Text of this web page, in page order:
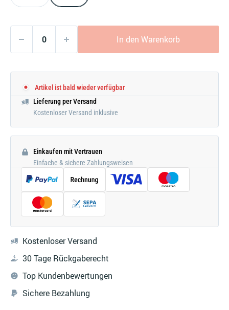
In den Warenkorb
Artikel ist bald wieder verfügbar
Lieferung per Versand
Kostenloser Versand inklusive
Einkaufen mit Vertrauen
Einfache & sichere Zahlungsweisen
Kostenloser Versand
30 Tage Rückgaberecht
Top Kundenbewertungen
Sichere Bezahlung